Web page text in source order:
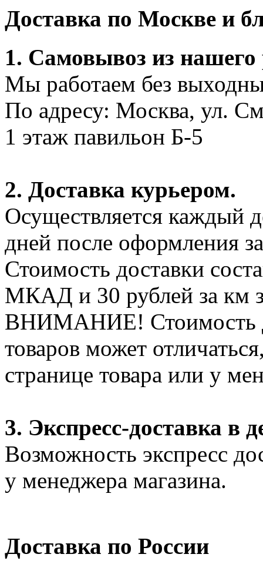
Доставка по Москве и
1. Самовывоз из нашего
Мы работаем без
По адресу: Москва, ул.
1 этаж павильон Б-5
2. Доставка курьером.
Осуществляется каждый
дней после оформления
Стоимость доставки
МКАД и 30 рублей за км
ВНИМАНИЕ! Стоимость
товаров может
странице товара или у
3. Экспресс-доставка в
Возможность экспресс
у менеджера магазина.
Доставка по России